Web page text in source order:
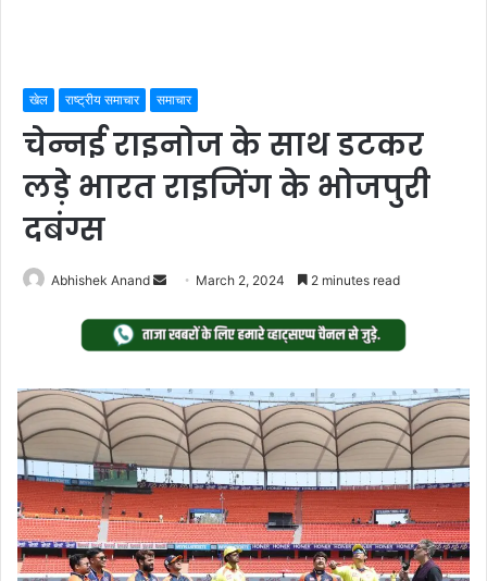
खेल राष्ट्रीय समाचार समाचार
चेन्नई राइनोज के साथ डटकर
लड़े भारत राइजिंग के भोजपुरी
दबंग्स
Abhishek Anand
Send
email
March 2, 2024 2 minutes read